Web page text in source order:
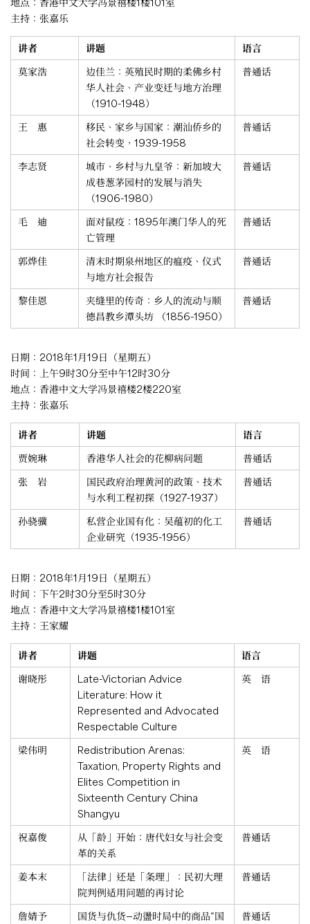
主持：张嘉乐
讲者 讲题
语言
莫家浩
边佳兰：英殖民时期的柔佛乡村
华人社会、产业变迁与地方治理
（1910-1948）
普通话
王 惠
移民、家乡与国家：潮汕侨乡的
社会转变，1939-1958
普通话
李志贤
城市、乡村与九皇爷：新加坡大
成巷葱茅园村的发展与消失
（1906-1980）
普通话
毛 迪
面对鼠疫：1895年澳门华人的死
亡管理
普通话
郭烨佳
清末时期泉州地区的瘟疫、仪式
与地方社会报告
普通话
黎佳恩
夹缝里的传奇：乡人的流动与顺
德昌教乡潭头坊 （1856-1950）
普通话
日期：2018年1月19日（星期五）
时间：上午9时30分至中午12时30分
地点：香港中文大学冯景禧楼2楼220室
主持：张嘉乐
讲者 讲题
语言
贾婉琳
香港华人社会的花柳病问题
普通话
张 岩
国民政府治理黄河的政策、技术
与水利工程初探（1927-1937）
普通话
孙骁骥
私营企业国有化：吴蕴初的化工
企业研究（1935-1956）
普通话
日期：2018年1月19日（星期五）
时间：下午2时30分至5时30分
地点：香港中文大学冯景禧楼1楼101室
主持：王家耀
讲者 讲题
语言
谢晓彤
Late-Victorian Advice
Literature: How it
Represented and Advocated
Respectable Culture
英 语
梁伟明
Redistribution Arenas:
Taxation, Property Rights and
Elites Competition in
Sixteenth Century China
Shangyu
英 语
祝嘉俊
从「龄」开始：唐代妇女与社会变
革的关系
普通话
姜本末
「法律」还是「条理」：民初大理
院判例适用问题的再讨论
普通话
詹婧予
国货与仇货—动盪时局中的商品“国
普通话